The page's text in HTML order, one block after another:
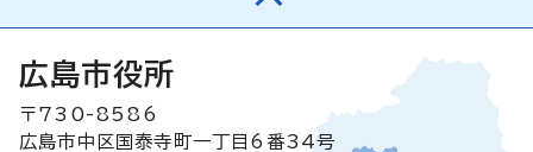
広島市役所
〒730-8586
広島市中区国泰寺町一丁目6番34号